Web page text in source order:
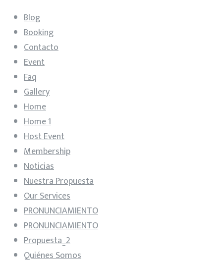
Blog
Booking
Contacto
Event
Faq
Gallery
Home
Home 1
Host Event
Membership
Noticias
Nuestra Propuesta
Our Services
PRONUNCIAMIENTO
PRONUNCIAMIENTO
Propuesta_2
Quiénes Somos